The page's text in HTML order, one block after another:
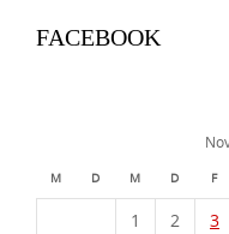
FACEBOOK
M D M D F
1 2 3